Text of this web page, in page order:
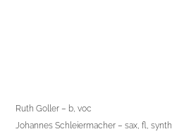
Ruth Goller – b, voc
Johannes Schleiermacher – sax, fl, synth